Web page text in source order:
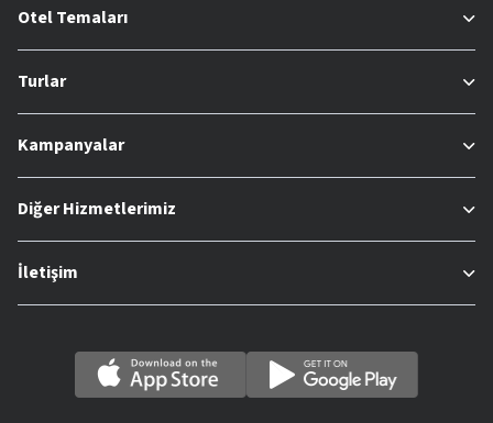
Otel Temaları
Turlar
Kampanyalar
Diğer Hizmetlerimiz
İletişim